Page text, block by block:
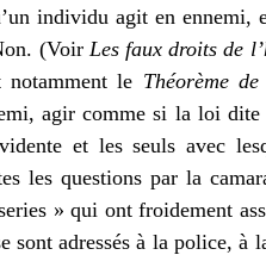
individu agit en ennemi,
(Voir Les faux droits de
notamment le Théorème
agir comme si la loi
et les seuls avec
les questions par la
» qui ont froidement
sont adressés à la police,